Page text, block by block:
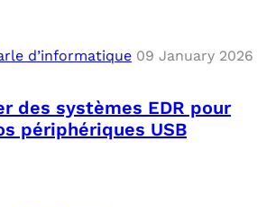
d’informatique 09 January 2026
des systèmes EDR pour
périphériques USB